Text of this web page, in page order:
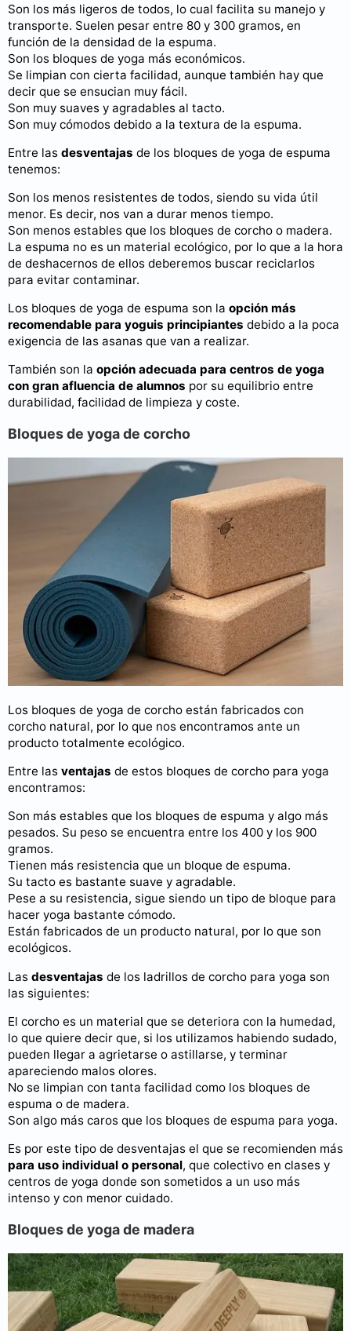
Son los más ligeros de todos, lo cual facilita su manejo y
transporte. Suelen pesar entre 80 y 300 gramos, en
función de la densidad de la espuma.
Son los bloques de yoga más económicos.
Se limpian con cierta facilidad, aunque también hay que
decir que se ensucian muy fácil.
Son muy suaves y agradables al tacto.
Son muy cómodos debido a la textura de la espuma.
Entre las desventajas de los bloques de yoga de espuma
tenemos:
Son los menos resistentes de todos, siendo su vida útil
menor. Es decir, nos van a durar menos tiempo.
Son menos estables que los bloques de corcho o madera.
La espuma no es un material ecológico, por lo que a la hora
de deshacernos de ellos deberemos buscar reciclarlos
para evitar contaminar.
Los bloques de yoga de espuma son la opción más
recomendable para yoguis principiantes debido a la poca
exigencia de las asanas que van a realizar.
También son la opción adecuada para centros de yoga
con gran afluencia de alumnos por su equilibrio entre
durabilidad, facilidad de limpieza y coste.
Bloques de yoga de corcho
Los bloques de yoga de corcho están fabricados con
corcho natural, por lo que nos encontramos ante un
producto totalmente ecológico.
Entre las ventajas de estos bloques de corcho para yoga
encontramos:
Son más estables que los bloques de espuma y algo más
pesados. Su peso se encuentra entre los 400 y los 900
gramos.
Tienen más resistencia que un bloque de espuma.
Su tacto es bastante suave y agradable.
Pese a su resistencia, sigue siendo un tipo de bloque para
hacer yoga bastante cómodo.
Están fabricados de un producto natural, por lo que son
ecológicos.
Las desventajas de los ladrillos de corcho para yoga son
las siguientes:
El corcho es un material que se deteriora con la humedad,
lo que quiere decir que, si los utilizamos habiendo sudado,
pueden llegar a agrietarse o astillarse, y terminar
apareciendo malos olores.
No se limpian con tanta facilidad como los bloques de
espuma o de madera.
Son algo más caros que los bloques de espuma para yoga.
Es por este tipo de desventajas el que se recomienden más
para uso individual o personal, que colectivo en clases y
centros de yoga donde son sometidos a un uso más
intenso y con menor cuidado.
Bloques de yoga de madera